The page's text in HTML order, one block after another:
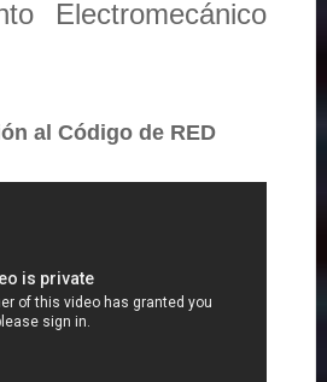
Electromecánico
al Código de RED